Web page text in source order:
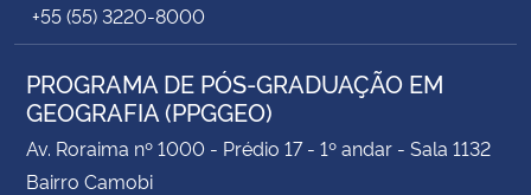
+55 (55) 3220-8000
PROGRAMA DE PÓS-GRADUAÇÃO EM
GEOGRAFIA (PPGGEO)
Av. Roraima nº 1000 - Prédio 17 - 1º andar - Sala 1132
Bairro Camobi